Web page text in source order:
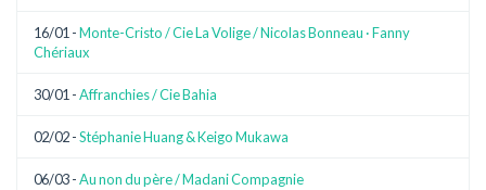
16/01 -Monte-Cristo / Cie La Volige / Nicolas Bonneau · Fanny
Chériaux
30/01 -Affranchies / Cie Bahia
02/02 -Stéphanie Huang & Keigo Mukawa
06/03 -Au non du père / Madani Compagnie